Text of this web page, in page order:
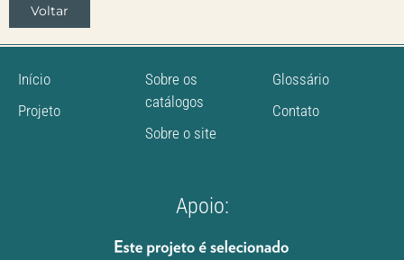
Voltar
Início
Projeto
Sobre os
catálogos
Sobre o site
Glossário
Contato
Apoio: